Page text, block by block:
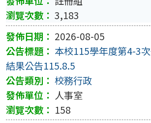
3,183
2026-08-05
本校115學年度第4-3
結果公告115.8.5
校務行政
人事室
158